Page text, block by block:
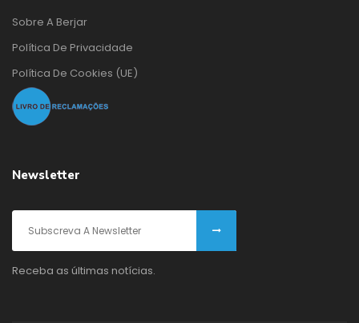
Sobre A Berjar
Política De Privacidade
Política De Cookies (UE)
Newsletter
Receba as últimas notícias.